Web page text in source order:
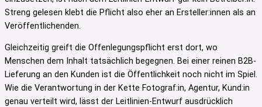
Streng gelesen klebt die Pflicht also eher an Ersteller:innen als an
Veröffentlichenden.
Gleichzeitig greift die Offenlegungspflicht erst dort, wo
Menschen dem Inhalt tatsächlich begegnen. Bei einer reinen B2B-
Lieferung an den Kunden ist die Öffentlichkeit noch nicht im Spiel.
Wie die Verantwortung in der Kette Fotograf:in, Agentur, Kund:in
genau verteilt wird, lässt der Leitlinien-Entwurf ausdrücklich